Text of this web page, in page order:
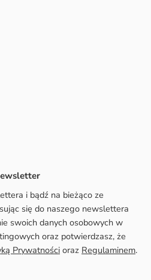
i bądź na bieżąco ze
się do naszego newslettera
swoich danych osobowych w
oraz potwierdzasz, że
Prywatności oraz Regulaminem.